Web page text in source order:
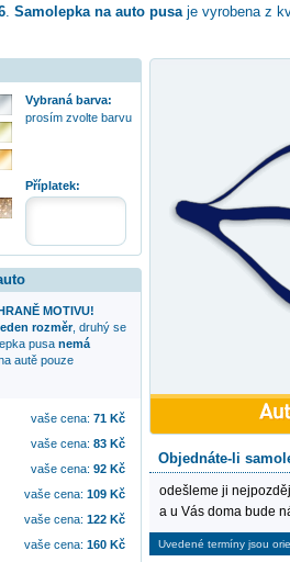
. Samolepka na auto pusaje vyrobena z
Objednáte-li
odešleme ji
a u Vás doma bude
Uvedené termíny jsou
Vybraná barva:
prosím zvolte barvu
Příplatek:
MOTIVU!
rozměr, druhý se
pusa nemá
autě pouze
vaše cena: 71Kč
vaše cena: 83Kč
vaše cena: 92Kč
vaše cena: 109Kč
vaše cena: 122Kč
vaše cena: 160Kč